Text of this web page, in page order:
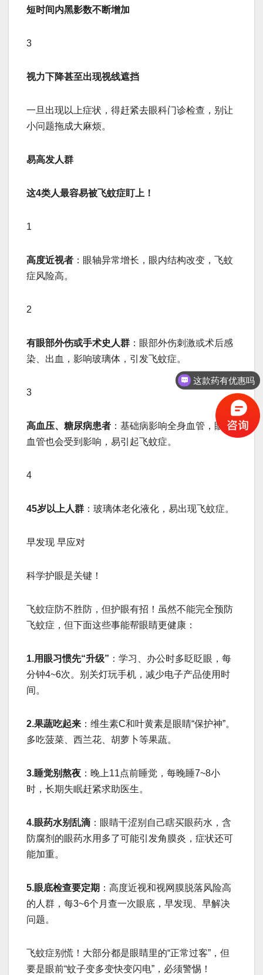
短时间内黑影数不断增加
3
视力下降甚至出现视线遮挡
一旦出现以上症状，得赶紧去眼科门诊检查，别让
小问题拖成大麻烦。
易高发人群
这4类人最容易被飞蚊症盯上！
1
高度近视者 ：眼轴异常增长，眼内结构改变，飞蚊
症风险高。
2
有眼部外伤或手术史人群 ：眼部外伤刺激或术后感
染、出血，影响玻璃体，引发飞蚊症。
3
高血压、糖尿病患者 ：基础病影响全身血管，眼底
血管也会受到影响，易引起飞蚊症。
4
45岁以上人群 ：玻璃体老化液化，易出现飞蚊症。
早发现 早应对
科学护眼是关键！
飞蚊症防不胜防，但护眼有招！虽然不能完全预防
飞蚊症，但下面这些事能帮眼睛更健康：
1.用眼习惯先“升级” ：学习、办公时多眨眨眼，每
分钟4~6次。别关灯玩手机，减少电子产品使用时
间。
2.果蔬吃起来 ：维生素C和叶黄素是眼睛“保护神”。
多吃菠菜、西兰花、胡萝卜等果蔬。
3.睡觉别熬夜 ：晚上11点前睡觉，每晚睡7~8小
时，长期失眠赶紧求助医生。
4.眼药水别乱滴 ：眼睛干涩别自己瞎买眼药水，含
防腐剂的眼药水用多了可能引发角膜炎，症状还可
能加重。
5.眼底检查要定期 ：高度近视和视网膜脱落风险高
的人群，每3~6个月查一次眼底，早发现、早解决
问题。
飞蚊症别慌！大部分都是眼睛里的“正常过客”，但
要是眼前“蚊子变多变快变闪电”，必须警惕！
保守治疗的方法有吗